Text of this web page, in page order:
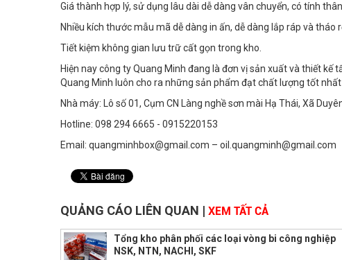
Giá thành hợp lý, sử dụng lâu dài dễ dàng vân chuyển, có tính
Nhiều kích thước mẫu mã dễ dàng in ấn, dễ dàng lắp ráp và tháo
Tiết kiệm không gian lưu trữ cất gọn trong kho.
Hiện nay công ty Quang Minh đang là đơn vị sản xuất và thiết
Quang Minh luôn cho ra những sản phẩm đạt chất lượng tốt
Nhà máy: Lô số 01, Cụm CN Làng nghề sơn mài Hạ Thái, Xã
Hotline: 098 294 6665 - 0915220153
Email: quangminhbox@gmail.com – oil.quangminh@gmail.com
QUẢNG CÁO LIÊN QUAN | XEM TẤT CẢ
Tổng kho phân phối các loại vòng bi công nghiệp
NSK, NTN, NACHI, SKF